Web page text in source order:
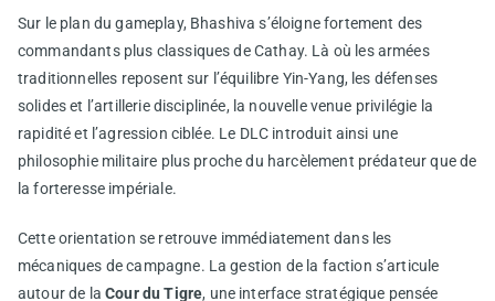
Sur le plan du gameplay, Bhashiva s’éloigne fortement des
commandants plus classiques de Cathay. Là où les armées
traditionnelles reposent sur l’équilibre Yin-Yang, les défenses
solides et l’artillerie disciplinée, la nouvelle venue privilégie la
rapidité et l’agression ciblée. Le DLC introduit ainsi une
philosophie militaire plus proche du harcèlement prédateur que de
la forteresse impériale.
Cette orientation se retrouve immédiatement dans les
mécaniques de campagne. La gestion de la faction s’articule
autour de laCour du Tigre, une interface stratégique pensée